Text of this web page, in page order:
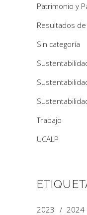
Patrimonio y
Resultados
Sin categoría
Trabajo
UCALP
2023 2024